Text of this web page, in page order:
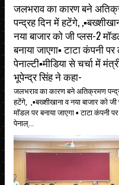
जलभराव का कारण बने
पन्द्रह दिन में हटेंगे,
नया बाजार को जी प्लस-2
बनाया जाएगा▪️ टाटा कंपनी
पेनाल्टी▪️मीडिया से चर्चा में
भूपेन्द्र सिंह ने कहा-
जलभराव का कारण बने अतिक्रमण
हटेंगे, ,▪️बख्शीखाना व नया बाजार को
मॉडल पर बनाया जाएगा ▪️ टाटा कंपनी
पेनाल्...